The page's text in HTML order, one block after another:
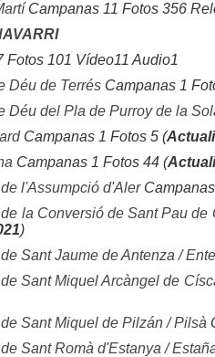
Campanas 11 Fotos 356
Fotos 101 Vídeo11 Audio1
Déu de Terrés Campanas 1
Déu del Pla de Purroy de la
Campanas 1 Fotos 5 (
Campanas 1 Fotos 44 (
l'Assumpció d'Aler
la Conversió de Sant Pau
)
Sant Jaume de Antenza /
Sant Miquel Arcàngel de
Sant Miquel de Pilzán / Pilsà
Sant Romà d'Estanya /